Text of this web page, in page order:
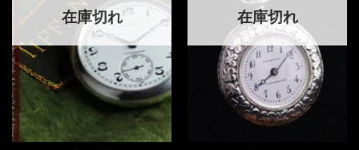
在庫切れ 在庫切れ